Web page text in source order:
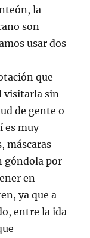
la
son
usar dos
que
visitarla sin
de gente o
es muy
máscaras
góndola por
en
ya que a
entre la ida